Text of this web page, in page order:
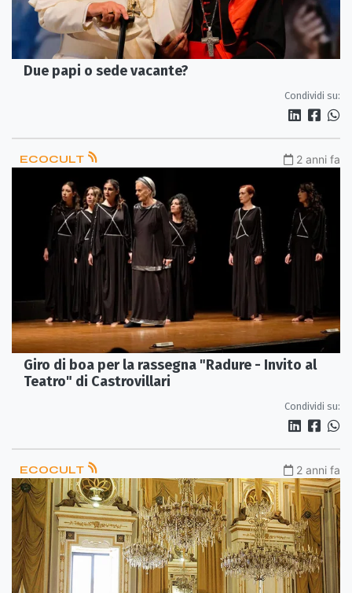
Due papi o sede vacante?
Condividi su:
ECOCULT 2 anni fa
Giro di boa per la rassegna "Radure - Invito al
Teatro" di Castrovillari
Condividi su:
ECOCULT 2 anni fa